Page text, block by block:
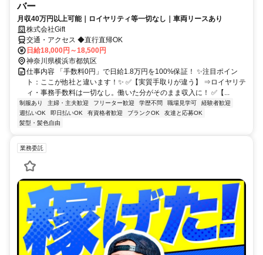
バー
月収40万円以上可能｜ロイヤリティ等一切なし｜車両リースあり
株式会社Gift
交通・アクセス ◆直行直帰OK
日給18,000円～18,500円
神奈川県横浜市都筑区
仕事内容 「手数料0円」で日給1.8万円を100%保証！ ✨注目ポイン
ト：ここが他社と違います！✨ ✅【実質手取りが違う】 ⇒ロイヤリテ
ィ・事務手数料は一切なし。働いた分がそのまま収入に！ ✅【...
制服あり 主婦・主夫歓迎 フリーター歓迎 学歴不問 職場見学可
経験者歓迎
週払いOK
即日払いOK 有資格者歓迎 ブランクOK
友達と応募OK
髪型・髪色自由
業務委託